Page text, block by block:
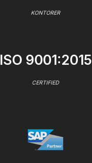
KONTORER
ISO 9001:2015
CERTIFIED